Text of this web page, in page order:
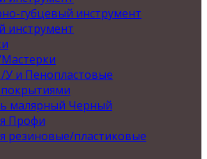
губцевый инструмент
инструмент
У и Пенопластовые
малярный Черный
Профи
резиновые/пластиковые